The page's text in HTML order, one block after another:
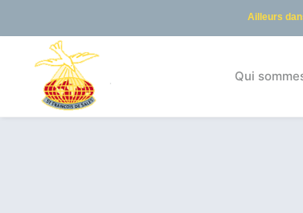
Ailleurs
Qui